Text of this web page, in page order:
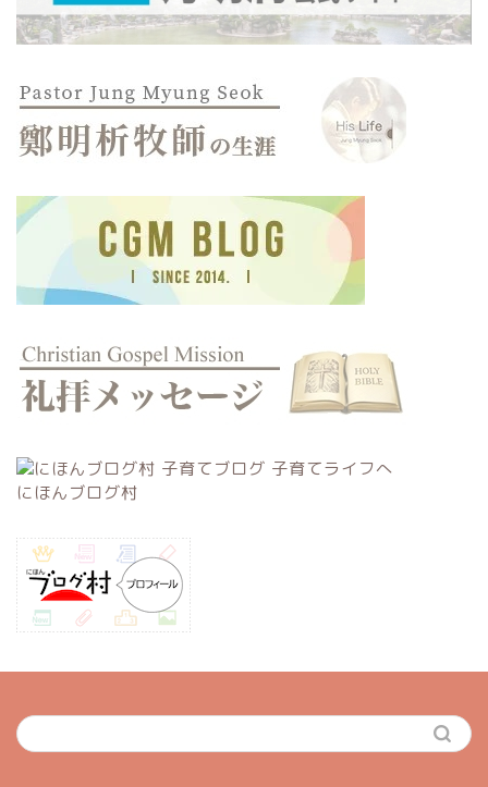
にほんブログ村